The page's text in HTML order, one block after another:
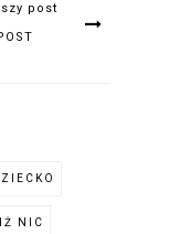
post
NIC